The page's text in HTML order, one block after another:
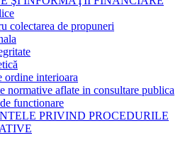
colectarea de propuneri
ordine interioara
normative aflate in consultare publica
functionare
PRIVIND PROCEDURILE